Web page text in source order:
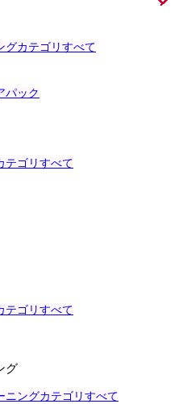
グカテゴリすべて
パック
テゴリすべて
テゴリすべて
グ
ニングカテゴリすべて